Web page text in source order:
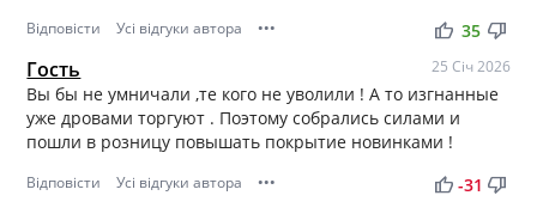
Відповісти Усі відгуки автора ••• thumb_up thumb_down
35
Гость 25 Січ 2026
Вы бы не умничали ,те кого не уволили ! А то изгнанные
уже дровами торгуют . Поэтому собрались силами и
пошли в розницу повышать покрытие новинками !
Відповісти Усі відгуки автора ••• thumb_up thumb_down
-31